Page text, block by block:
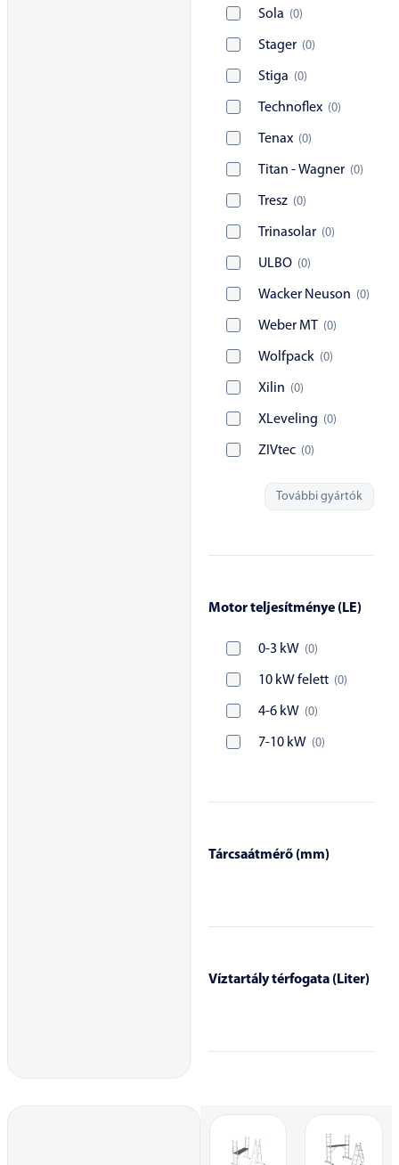
Sola (0)
Stager (0)
Stiga (0)
Technoflex (0)
Tenax (0)
Titan - Wagner (0)
Tresz (0)
Trinasolar (0)
ULBO (0)
Wacker Neuson (0)
Weber MT (0)
Wolfpack (0)
Xilin (0)
XLeveling (0)
ZIVtec (0)
További gyártók
Motor teljesítménye (LE)
0-3 kW (0)
10 kW felett (0)
4-6 kW (0)
7-10 kW (0)
Tárcsaátmérő (mm)
Víztartály térfogata (Liter)